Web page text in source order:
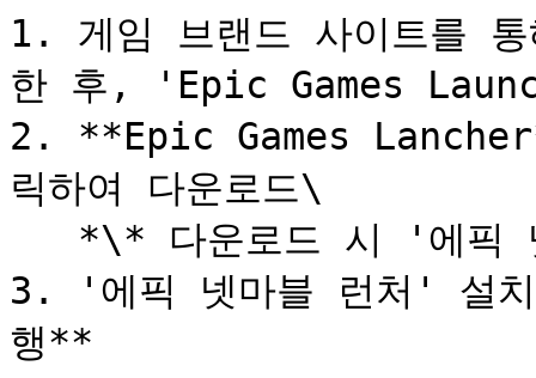
1. 게임 브랜드 사이트를
한 후, 'Epic Games
2. **Epic Games
릭하여 다운로드\
3. '에픽 넷마블 런처' 설
행**